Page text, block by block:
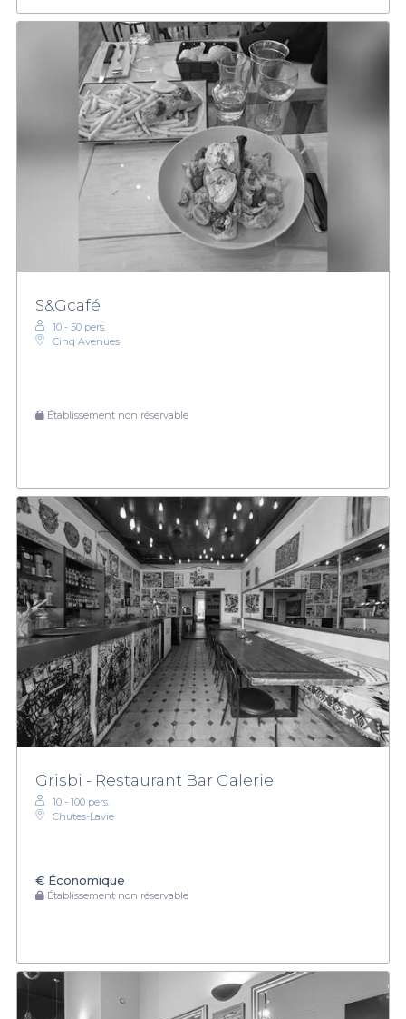
S&Gcafé
10 - 50 pers.
Cinq Avenues
Établissement non réservable
Grisbi - Restaurant Bar Galerie
10 - 100 pers.
Chutes-Lavie
€ Économique
Établissement non réservable